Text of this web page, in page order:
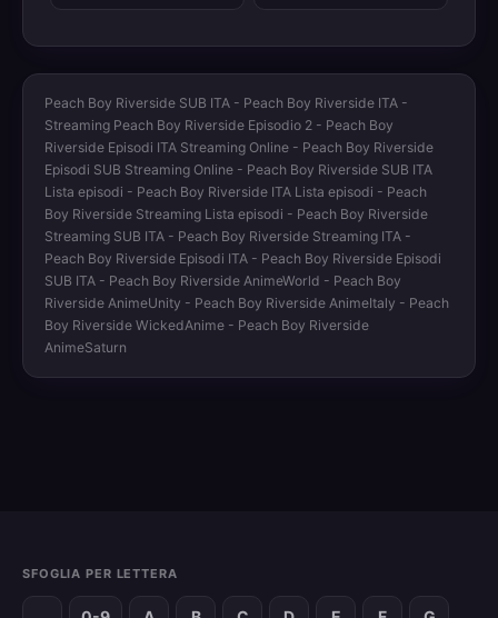
Peach Boy Riverside SUB ITA - Peach Boy Riverside ITA -
Streaming Peach Boy Riverside Episodio 2 - Peach Boy
Riverside Episodi ITA Streaming Online - Peach Boy Riverside
Episodi SUB Streaming Online - Peach Boy Riverside SUB ITA
Lista episodi - Peach Boy Riverside ITA Lista episodi - Peach
Boy Riverside Streaming Lista episodi - Peach Boy Riverside
Streaming SUB ITA - Peach Boy Riverside Streaming ITA -
Peach Boy Riverside Episodi ITA - Peach Boy Riverside Episodi
SUB ITA - Peach Boy Riverside AnimeWorld - Peach Boy
Riverside AnimeUnity - Peach Boy Riverside AnimeItaly - Peach
Boy Riverside WickedAnime - Peach Boy Riverside
AnimeSaturn
SFOGLIA PER LETTERA